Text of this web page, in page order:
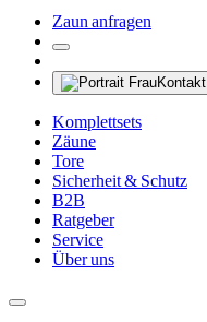
Zaun anfragen
Kontakt
Komplettsets
Zäune
Tore
Sicherheit & Schutz
B2B
Ratgeber
Service
Über uns